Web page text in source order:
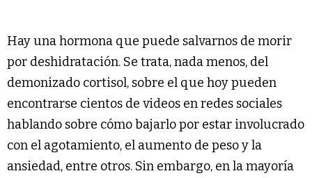
Hay una hormona que puede salvarnos de morir
por deshidratación. Se trata, nada menos, del
demonizado cortisol, sobre el que hoy pueden
encontrarse cientos de videos en redes sociales
hablando sobre cómo bajarlo por estar involucrado
con el agotamiento, el aumento de peso y la
ansiedad, entre otros. Sin embargo, en la mayoría